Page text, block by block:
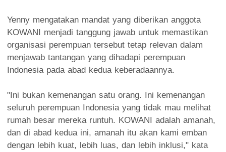
Yenny mengatakan mandat yang diberikan anggota
KOWANI menjadi tanggung jawab untuk memastikan
organisasi perempuan tersebut tetap relevan dalam
menjawab tantangan yang dihadapi perempuan
Indonesia pada abad kedua keberadaannya.
"Ini bukan kemenangan satu orang. Ini kemenangan
seluruh perempuan Indonesia yang tidak mau melihat
rumah besar mereka runtuh. KOWANI adalah amanah,
dan di abad kedua ini, amanah itu akan kami emban
dengan lebih kuat, lebih luas, dan lebih inklusi," kata